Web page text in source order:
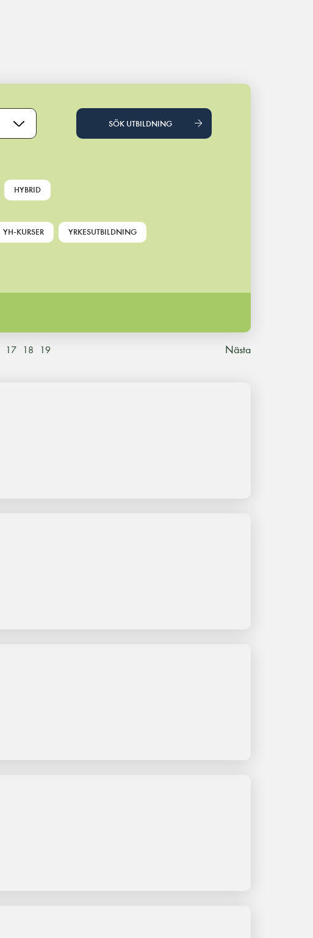
SÖK UTBILDNING
HYBRID
YH-KURSER YRKESUTBILDNING
17 18 19 Nästa